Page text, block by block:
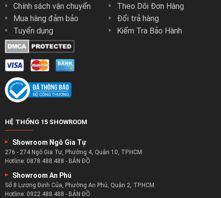
Chính sách vận chuyển
Mua hàng đảm bảo
Tuyển dụng
Theo Dõi Đơn Hàng
Đổi trả hàng
Kiểm Tra Bảo Hành
HỆ THỐNG 15 SHOWROOM
Showroom Ngô Gia Tự
276 - 274 Ngô Gia Tự, Phường 4, Quận 10, TP.HCM
Hotline: 0878.488.488 - BẢN ĐỒ
Showroom An Phú
Số 8 Lương Định Của, Phường An Phú, Quận 2, TP.HCM
Hotline: 0922.488.488 - BẢN ĐỒ